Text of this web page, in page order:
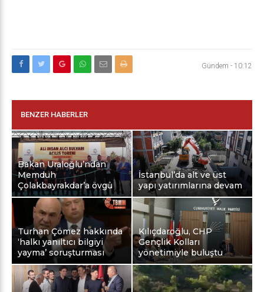
Gündem - 10:12
BENZER HABERLER
Bakan Uraloğlu’ndan
Memduh
Çolakbayrakdar’a övgü
İstanbul’da alt ve üst
yapı yatırımlarına devam
Turhan Çömez hakkında
‘halkı yanıltıcı bilgiyi
yayma’ soruşturması
Kılıçdaroğlu, CHP
Gençlik Kolları
yönetimiyle buluştu